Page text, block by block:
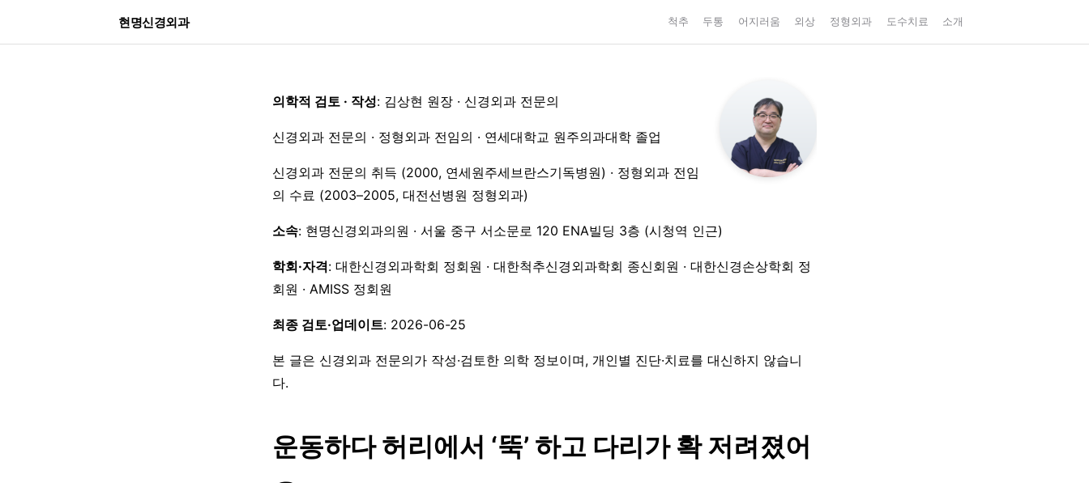
현명신경외과 척추 두통 어지러움 외상 정형외과 도수치료 소개
의학적 검토 · 작성: 김상현 원장 · 신경외과 전문의
신경외과 전문의 · 정형외과 전임의 · 연세대학교 원주의과대학 졸업
신경외과 전문의 취득 (2000, 연세원주세브란스기독병원) · 정형외과 전임
의 수료 (2003–2005, 대전선병원 정형외과)
소속: 현명신경외과의원 · 서울 중구 서소문로 120 ENA빌딩 3층 (시청역 인근)
학회·자격: 대한신경외과학회 정회원 · 대한척추신경외과학회 종신회원 · 대한신경손상학회 정
회원 · AMISS 정회원
최종 검토·업데이트: 2026-06-25
본 글은 신경외과 전문의가 작성·검토한 의학 정보이며, 개인별 진단·치료를 대신하지 않습니
다.
운동하다 허리에서 ‘뚝’ 하고 다리가 확 저려졌어